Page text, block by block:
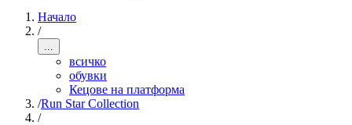
Начало
/
...
всичко
обувки
Кецове на платформа
/Run Star Collection
/